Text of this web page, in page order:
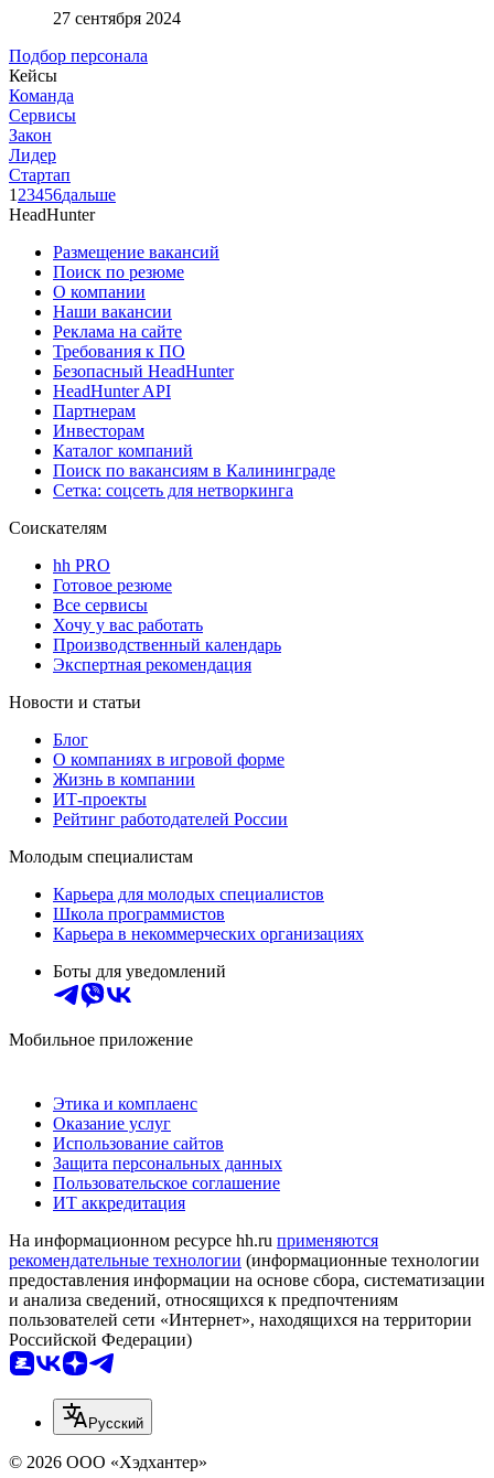
27 сентября 2024
Подбор персонала
Кейсы
Команда
Сервисы
Закон
Лидер
Стартап
1 23456дальше
HeadHunter
Размещение вакансий
Поиск по резюме
О компании
Наши вакансии
Реклама на сайте
Требования к ПО
Безопасный HeadHunter
HeadHunter API
Партнерам
Инвесторам
Каталог компаний
Поиск по вакансиям в Калининграде
Сетка: соцсеть для нетворкинга
Соискателям
hh PRO
Готовое резюме
Все сервисы
Хочу у вас работать
Производственный календарь
Экспертная рекомендация
Новости и статьи
Блог
О компаниях в игровой форме
Жизнь в компании
ИТ-проекты
Рейтинг работодателей России
Молодым специалистам
Карьера для молодых специалистов
Школа программистов
Карьера в некоммерческих организациях
Боты для уведомлений
Мобильное приложение
Этика и комплаенс
Оказание услуг
Использование сайтов
Защита персональных данных
Пользовательское соглашение
ИТ аккредитация
На информационном ресурсе hh.ru применяются
рекомендательные технологии (информационные технологии
предоставления информации на основе сбора, систематизации
и анализа сведений, относящихся к предпочтениям
пользователей сети «Интернет», находящихся на территории
Российской Федерации)
Русский
© 2026 ООО «Хэдхантер»